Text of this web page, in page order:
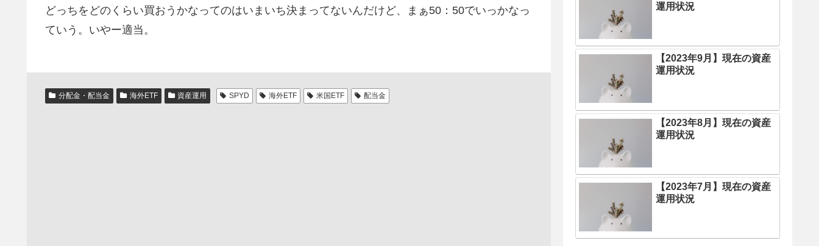
どっちをどのくらい買おうかなってのはいまいち決まってないんだけど、まぁ50：50でいっかなっ
ていう。いやー適当。
分配金・配当金 海外ETF 資産運用 SPYD 海外ETF 米国ETF 配当金
運用状況
【2023年9月】現在の資産
運用状況
【2023年8月】現在の資産
運用状況
【2023年7月】現在の資産
運用状況